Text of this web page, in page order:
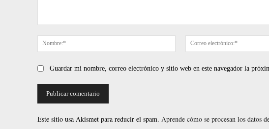
Nombre:*
Guardar mi nombre, correo electrónico y sitio web en este navegador la
Este sitio usa Akismet para reducir el spam. Aprende cómo se procesan los datos